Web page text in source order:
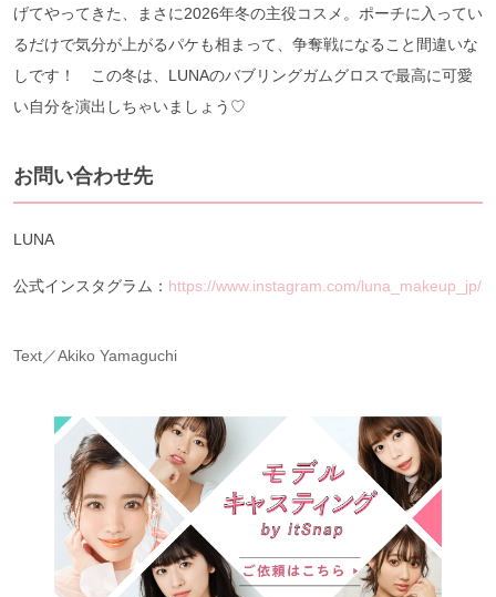
げてやってきた、まさに2026年冬の主役コスメ。ポーチに入ってい
るだけで気分が上がるパケも相まって、争奪戦になること間違いな
しです！ この冬は、LUNAのバブリングガムグロスで最高に可愛
い自分を演出しちゃいましょう♡
お問い合わせ先
LUNA
公式インスタグラム： https://www.instagram.com/luna_makeup_jp/
Text／Akiko Yamaguchi